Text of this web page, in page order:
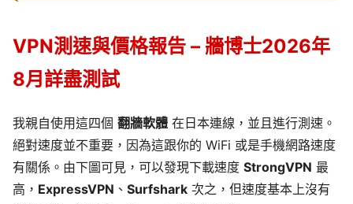
VPN測速與價格報告 – 牆博士2026年
8月詳盡測試
我親自使用這四個 翻牆軟體 在日本連線，並且進行測速。
絕對速度並不重要，因為這跟你的 WiFi 或是手機網路速度
有關係。由下圖可見，可以發現下載速度 StrongVPN 最
高， ExpressVPN 、 Surfshark 次之，但速度基本上沒有